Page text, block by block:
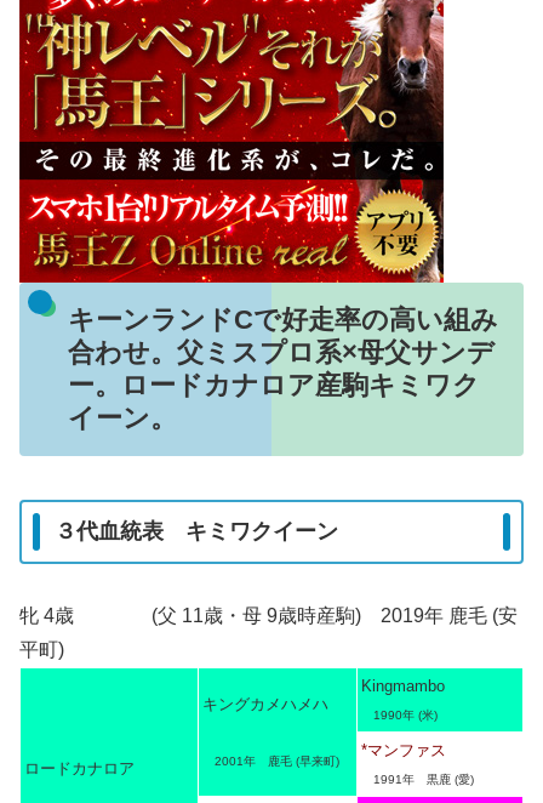
キーンランドCで好走率の高い組み
合わせ。父ミスプロ系×母父サンデ
ー。ロードカナロア産駒キミワク
イーン。
３代血統表 キミワクイーン
牝 4歳 (父 11歳・母 9歳時産駒) 2019年 鹿毛 (安
平町)
ロードカナロア
キングカメハメハ
2001年 鹿毛 (早来町)
Kingmambo
1990年 (米)
*マンファス
1991年 黒鹿 (愛)